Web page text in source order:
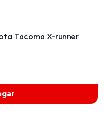
Tacoma X-runner